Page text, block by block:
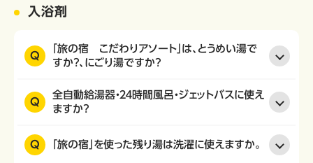
入浴剤
Q
「旅の宿 こだわりアソート」は、とうめい湯で
すか？、にごり湯ですか？
Q
全自動給湯器・２４時間風呂・ジェットバスに使え
ますか？
Q 「旅の宿」を使った残り湯は洗濯に使えますか。